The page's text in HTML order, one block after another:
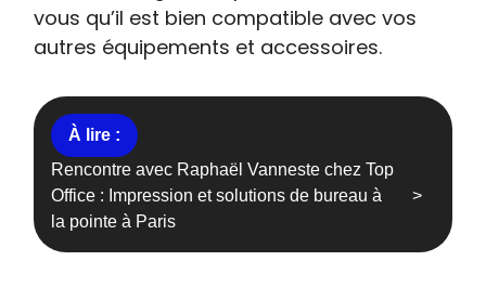
vous qu’il est bien compatible avec vos
autres équipements et accessoires.
Rencontre avec Raphaël Vanneste chez Top
Office : Impression et solutions de bureau à
la pointe à Paris